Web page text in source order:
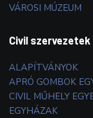
VÁROSI MÚZEUM
Civil szervezetek
ALAPÍTVÁNYOK
APRÓ GOMBOK
CIVIL MŰHELY
EGYHÁZAK